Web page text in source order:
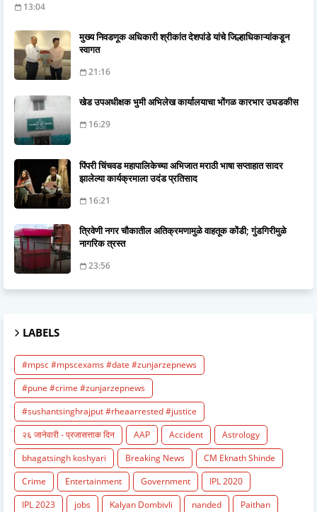
13:04
मुख्य निवडणूक अधिकारी श्रीकांत देशपांडे यांचे जिल्हाधिकाऱ्यांकडून
स्वागत
21:16
खेड उपअधीक्षक भुमी अभिलेख कार्यालयाचा भोंगळ कारभार उघडकीस
16:29
पिंपरी चिंचवड महापालिकेच्या अभिजात मराठी भाषा सप्ताहात सादर
झालेल्या कार्यक्रमाला उदंड प्रतिसाद
16:21
त्रिवेणी नगर चौकातील अतिक्रमणामुळे वाहतूक कोंडी; गुंडगिरीमुळे
नागरिक त्रस्त
23:56
LABELS
#mpsc #mpscexams #date #zunjarzepnews
#pune #crime #zunjarzepnews
#sushantsinghrajput #rheaarrested #justice
२६ जानेवारी - प्रजासत्ताक दिन
AAP Accident
Astrology
bhagatsingh koshyari
Breaking News
CM Eknath Shinde
Crime
Entertainment Government
IPL 2020
IPL 2023
jobs Kalyan Dombivli nanded
Paithan